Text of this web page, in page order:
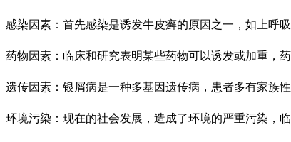
感染因素：首先感染是诱发牛皮癣的原因之一，如上呼
药物因素：临床和研究表明某些药物可以诱发或加重，
遗传因素：银屑病是一种多基因遗传病，患者多有家族
环境污染：现在的社会发展，造成了环境的严重污染，